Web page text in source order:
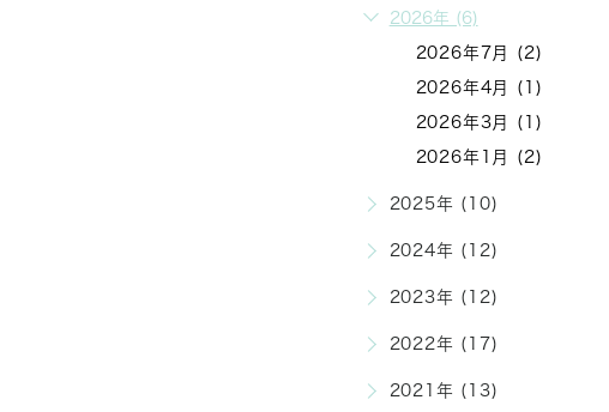
2026年 (6)
2026年7月 (2)
2026年4月 (1)
2026年3月 (1)
2026年1月 (2)
2025年 (10)
2024年 (12)
2023年 (12)
2022年 (17)
2021年 (13)